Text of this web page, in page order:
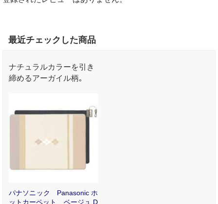
最近チェックした商品
ナチュラルカラーを引き
締めるアーガイル柄｡
パナソニック Panasonic ホ
ットカーペット ベージュ D